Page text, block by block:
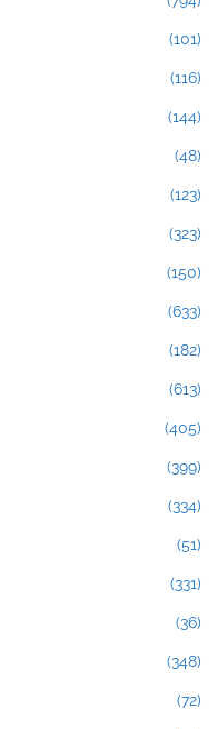
(101)
(116)
(144)
(48)
(123)
(323)
(150)
(633)
(182)
(613)
(405)
(399)
(334)
(51)
(331)
(36)
(348)
(72)